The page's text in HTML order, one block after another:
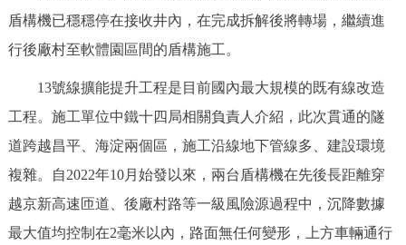
個人服務 法人服務 部門服務
便民服務 利企服務 投資項目
仲介服務 陽光政務
政民互動
12345網上接訴即辦 我要諮詢 我要建議
盾構機已穩穩停在接收井內，在完成拆解後將轉場，繼續進
行後廠村至軟體園區間的盾構施工。
13號線擴能提升工程是目前國內最大規模的既有線改造
工程。施工單位中鐵十四局相關負責人介紹，此次貫通的隧
道跨越昌平、海淀兩個區，施工沿線地下管線多、建設環境
複雜。自2022年10月始發以來，兩台盾構機在先後長距離穿
越京新高速匝道、後廠村路等一級風險源過程中，沉降數據
最大值均控制在2毫米以內，路面無任何變形，上方車輛通行